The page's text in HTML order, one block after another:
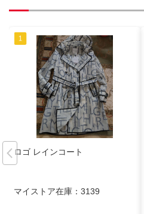
ロゴ レインコート
マイストア在庫： 3139